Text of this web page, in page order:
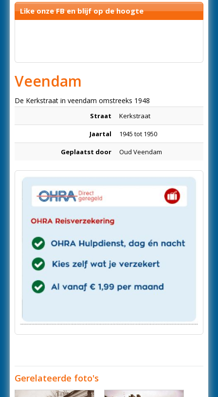
Like onze FB en blijf op de hoogte
Veendam
De Kerkstraat in veendam omstreeks 1948
Straat Kerkstraat
Jaartal 1945 tot 1950
Geplaatst door Oud Veendam
Gerelateerde foto's